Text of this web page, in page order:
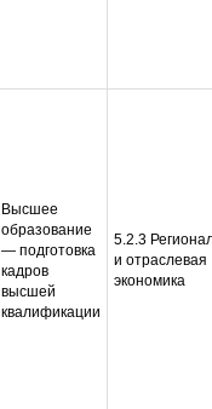
Высшее
образование
— подготовка
кадров
высшей
квалификации
5.2.3
и отраслевая
экономика